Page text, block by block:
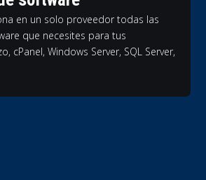
en un solo proveedor todas las
que necesites para tus
cPanel, Windows Server, SQL Server,